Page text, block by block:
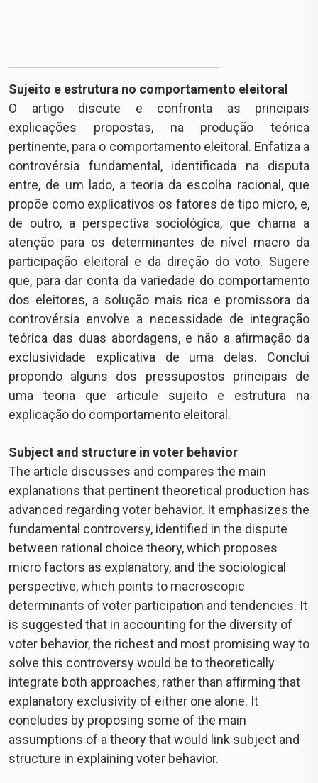
Sujeito e estrutura no comportamento eleitoral
O artigo discute e confronta as principais
explicações propostas, na produção teórica
pertinente, para o comportamento eleitoral. Enfatiza a
controvérsia fundamental, identificada na disputa
entre, de um lado, a teoria da escolha racional, que
propõe como explicativos os fatores de tipo micro, e,
de outro, a perspectiva sociológica, que chama a
atenção para os determinantes de nível macro da
participação eleitoral e da direção do voto. Sugere
que, para dar conta da variedade do comportamento
dos eleitores, a solução mais rica e promissora da
controvérsia envolve a necessidade de integração
teórica das duas abordagens, e não a afirmação da
exclusividade explicativa de uma delas. Conclui
propondo alguns dos pressupostos principais de
uma teoria que articule sujeito e estrutura na
explicação do comportamento eleitoral.
Subject and structure in voter behavior
The article discusses and compares the main
explanations that pertinent theoretical production has
advanced regarding voter behavior. It emphasizes the
fundamental controversy, identified in the dispute
between rational choice theory, which proposes
micro factors as explanatory, and the sociological
perspective, which points to macroscopic
determinants of voter participation and tendencies. It
is suggested that in accounting for the diversity of
voter behavior, the richest and most promising way to
solve this controversy would be to theoretically
integrate both approaches, rather than affirming that
explanatory exclusivity of either one alone. It
concludes by proposing some of the main
assumptions of a theory that would link subject and
structure in explaining voter behavior.